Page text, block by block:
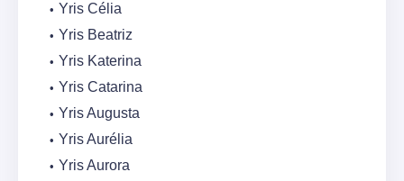
Yris Célia
Yris Beatriz
Yris Katerina
Yris Catarina
Yris Augusta
Yris Aurélia
Yris Aurora